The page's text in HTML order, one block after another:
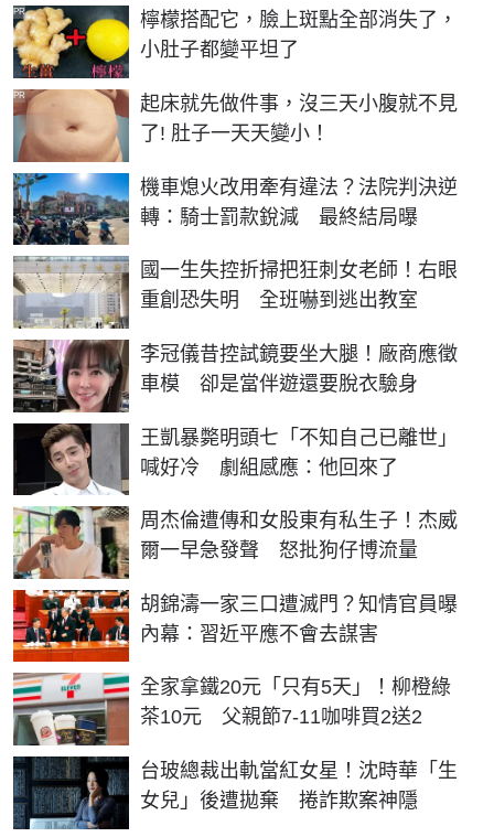
檸檬搭配它，臉上斑點全部消失了，
小肚子都變平坦了
PR
起床就先做件事，沒三天小腹就不見
了! 肚子一天天變小！
PR
機車熄火改用牽有違法？法院判決逆
轉：騎士罰款銳減 最終結局曝
國一生失控折掃把狂刺女老師！右眼
重創恐失明 全班嚇到逃出教室
李冠儀昔控試鏡要坐大腿！廠商應徵
車模 卻是當伴遊還要脫衣驗身
王凱暴斃明頭七「不知自己已離世」
喊好冷 劇組感應：他回來了
周杰倫遭傳和女股東有私生子！杰威
爾一早急發聲 怒批狗仔博流量
胡錦濤一家三口遭滅門？知情官員曝
內幕：習近平應不會去謀害
全家拿鐵20元「只有5天」！柳橙綠
茶10元 父親節7-11咖啡買2送2
台玻總裁出軌當紅女星！沈時華「生
女兒」後遭拋棄 捲詐欺案神隱